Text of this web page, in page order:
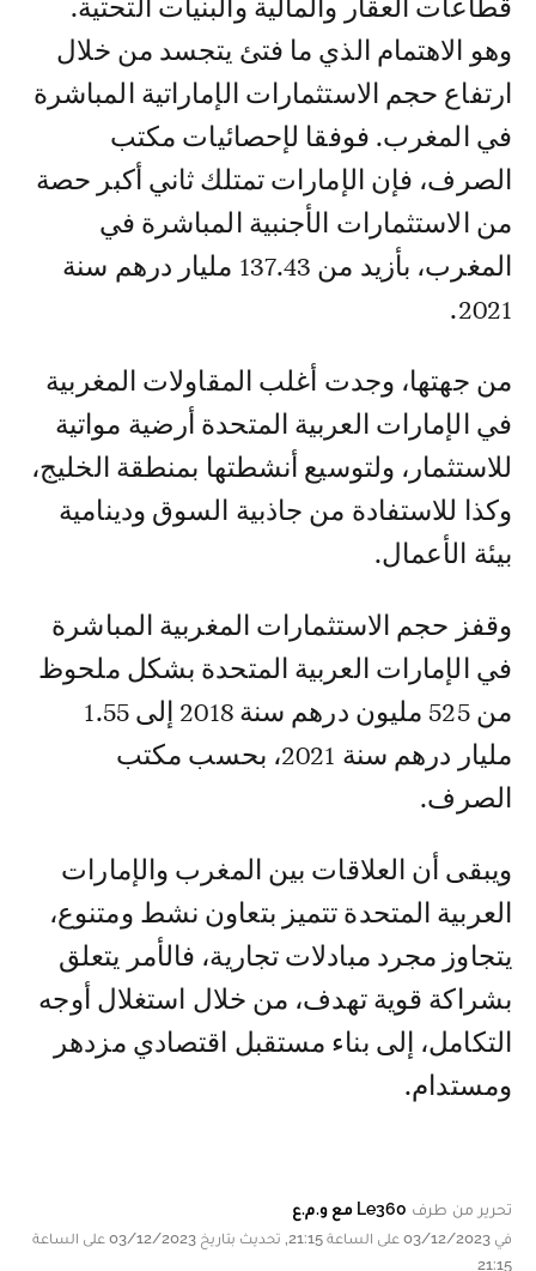
قطاعات العقار والمالية والبنيات التحتية.
وهو الاهتمام الذي ما فتئ يتجسد من خلال
ارتفاع حجم الاستثمارات الإماراتية المباشرة
في المغرب. فوفقا لإحصائيات مكتب
الصرف، فإن الإمارات تمتلك ثاني أكبر حصة
من الاستثمارات الأجنبية المباشرة في
المغرب، بأزيد من 137.43 مليار درهم سنة
2021.
من جهتها، وجدت أغلب المقاولات المغربية
في الإمارات العربية المتحدة أرضية مواتية
للاستثمار، ولتوسيع أنشطتها بمنطقة الخليج،
وكذا للاستفادة من جاذبية السوق ودينامية
بيئة الأعمال.
وقفز حجم الاستثمارات المغربية المباشرة
في الإمارات العربية المتحدة بشكل ملحوظ
من 525 مليون درهم سنة 2018 إلى 1.55
مليار درهم سنة 2021، بحسب مكتب
الصرف.
ويبقى أن العلاقات بين المغرب والإمارات
العربية المتحدة تتميز بتعاون نشط ومتنوع،
يتجاوز مجرد مبادلات تجارية، فالأمر يتعلق
بشراكة قوية تهدف، من خلال استغلال أوجه
التكامل، إلى بناء مستقبل اقتصادي مزدهر
ومستدام.
تحرير من طرف Le360 مع و.م.ع
في 03/12/2023 على الساعة 21:15, تحديث بتاريخ 03/12/2023 على الساعة
21:15